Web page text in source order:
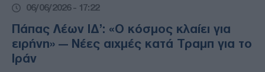
06/06/2026 - 17:22
Πάπας Λέων ΙΔ’: «Ο κόσμος κλαίει για
ειρήνη» — Νέες αιχμές κατά Τραμπ για το
Ιράν